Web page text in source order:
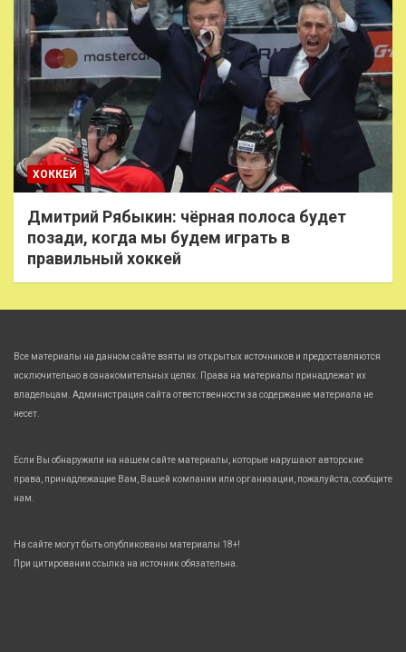
ХОККЕЙ
Дмитрий Рябыкин: чёрная полоса будет
позади, когда мы будем играть в
правильный хоккей
Все материалы на данном сайте взяты из открытых источников и предоставляются
исключительно в ознакомительных целях. Права на материалы принадлежат их
владельцам. Администрация сайта ответственности за содержание материала не
несет.
Если Вы обнаружили на нашем сайте материалы, которые нарушают авторские
права, принадлежащие Вам, Вашей компании или организации, пожалуйста, сообщите
нам.
На сайте могут быть опубликованы материалы 18+!
При цитировании ссылка на источник обязательна.